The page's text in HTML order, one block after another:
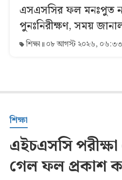
এসএসসির ফল মনঃপুত
পুনঃনিরীক্ষণ, সময়
শিক্ষা ০৮ আগস্ট ২০২৬,
শিক্ষা
এইচএসসি
গেল ফল প্রকাশ